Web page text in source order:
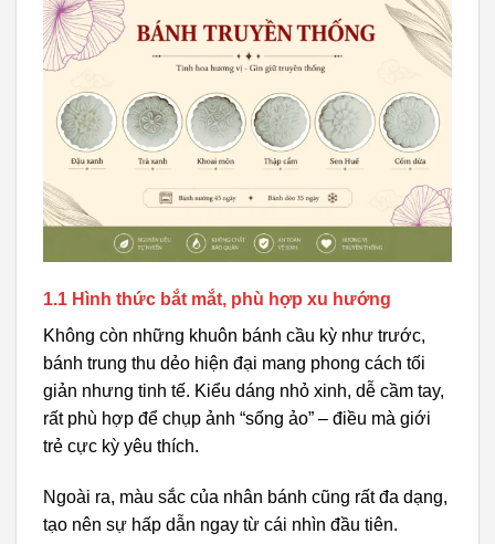
1.1 Hình thức bắt mắt, phù hợp xu hướng
Không còn những khuôn bánh cầu kỳ như trước,
bánh trung thu dẻo hiện đại mang phong cách tối
giản nhưng tinh tế. Kiểu dáng nhỏ xinh, dễ cầm tay,
rất phù hợp để chụp ảnh “sống ảo” – điều mà giới
trẻ cực kỳ yêu thích.
Ngoài ra, màu sắc của nhân bánh cũng rất đa dạng,
tạo nên sự hấp dẫn ngay từ cái nhìn đầu tiên.